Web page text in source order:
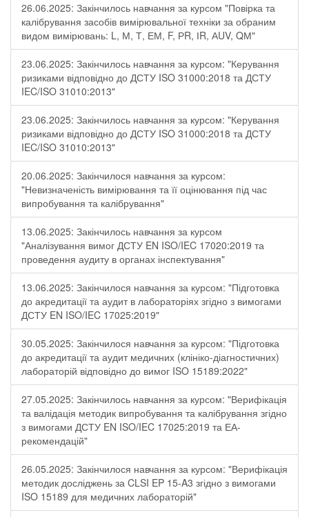
26.06.2025: Закінчилось навчання за курсом "Повірка та
калібрування засобів вимірювальної техніки за обраним
видом вимірювань: L, М, Т, ЕМ, F, РR, ІR, АUV, QМ"
23.06.2025: Закінчилось навчання за курсом: "Керування
ризиками відповідно до ДСТУ ISO 31000:2018 та ДСТУ
IEC/ISO 31010:2013"
23.06.2025: Закінчилось навчання за курсом: "Керування
ризиками відповідно до ДСТУ ISO 31000:2018 та ДСТУ
IEC/ISO 31010:2013"
20.06.2025: Закінчилося навчання за курсом:
"Невизначеність вимірювання та її оцінювання під час
випробування та калібрування"
13.06.2025: Закінчилось навчання за курсом
"Аналізування вимог ДСТУ EN ISO/IEC 17020:2019 та
проведення аудиту в органах інспектування"
13.06.2025: Закінчилося навчання за курсом: "Підготовка
до акредитації та аудит в лабораторіях згідно з вимогами
ДСТУ EN ISO/IEC 17025:2019"
30.05.2025: Закінчилося навчання за курсом: "Підготовка
до акредитації та аудит медичних (клініко-діагностичних)
лабораторій відповідно до вимог ISO 15189:2022"
27.05.2025: Закінчилось навчання за курсом: "Верифікація
та валідація методик випробування та калібрування згідно
з вимогами ДСТУ EN ISO/IEC 17025:2019 та ЕА-
рекомендацій"
26.05.2025: Закінчилося навчання за курсом: "Верифікація
методик досліджень за CLSI EP 15-A3 згідно з вимогами
ISO 15189 для медичних лабораторій"